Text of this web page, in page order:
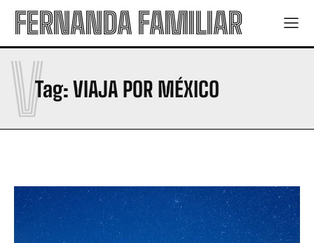
FERNANDA FAMILIAR
Tag:VIAJA POR MÉXICO
V